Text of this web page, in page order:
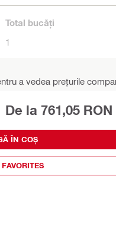
Total bucăți
1
a vedea prețurile
De la 761,05 RON
ÎN COȘ